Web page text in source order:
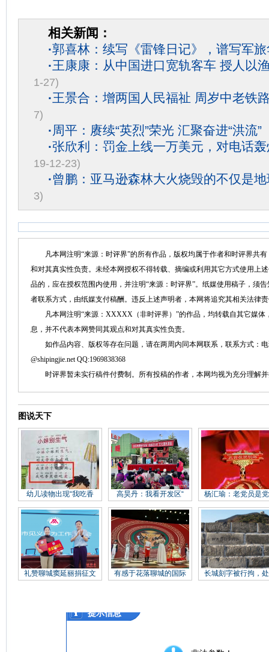
相关新闻：
·郭喜林：续写《雷锋日记》，谱写军
·王康康：从中国进口宽轨客车 授人以
1-27)
·王景合：增两国人民福祉 周岁中老铁
7)
·周平：赓续“英烈”荣光 汇聚奋进“洪流”
·张欣利：罚金上线一万美元，对电话
19-12-23)
·曾鹏：亚马逊森林大火烧毁的不仅是
3)
凡本网注明“来源：时评界”的所有作品，版权均属于作者和时评界共有
和对其真实性负责。未经本网授权不得转载、摘编或利用其它方式使用上
品的，应在授权范围内使用，并注明“来源：时评界”。纸媒使用稿子，须
者联系方式，由纸媒支付稿酬。违反上述声明者，本网将追究其相关法律
凡本网注明“来源：XXXXX（非时评界）”的作品，均转载自其它媒体
息，并不代表本网赞同其观点和对其真实性负责。
如作品内容、版权等存在问题，请在两周内同本网联系，联系方式：电
@shipingjie.net QQ:1969838368
时评界暂未实行稿件付费制。所有投稿的作者，本网均视为充分理解并
图说天下
幼儿读物出现“我吃香 高昊丹：我看开发区“ 杨汇瑜：老党员是
礼赞聊城窦延丽捐征文 有感于花落聊城的国际 长城刻字被行拘，